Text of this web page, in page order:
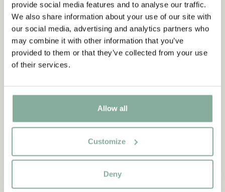
provide social media features and to analyse our traffic.
We also share information about your use of our site with
our social media, advertising and analytics partners who
may combine it with other information that you’ve
provided to them or that they’ve collected from your use
of their services.
Allow all
Customize
Deny
Schlüsselanhänger
KARLSSON VOM DACH
IN DEN WARENKORB
KARLSSON VOM DACH
IN DEN WARENKORB
NEU
% Rabatt!
Werden Sie Abonnent des Astrid Lindgren Store
Newsletters und erhalten Sie exklusive
Angebote sowie spannende Fakten über Astrid
Lindgren. Zusätzlich erhalten Sie 10 % Rabatt auf
Ihren ersten Einkauf!
Ja, jag accepterarvillkoren.
JETZT MITGLIED WERDEN